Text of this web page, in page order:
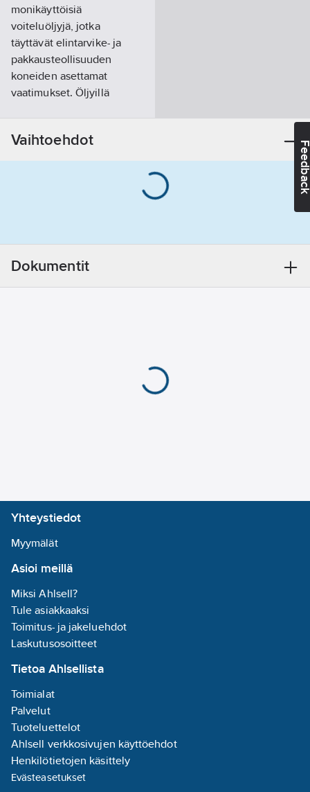
monikäyttöisiä
voiteluöljyjä, jotka
täyttävät elintarvike- ja
pakkausteollisuuden
koneiden asettamat
vaatimukset. Öljyillä
lisäksi ne täyttävät
USA:n Food and Drug
olemassa satunnaisen
elintarvikekosketuksen
mahdollisuus. Mobil
DTE FM -sarjan öljyt
valmistetaan
myrkyttömistä,
hyväksytyistä
elintarvikelaatuisista
lisäaineista ja
perusöljyistä.
Lisäaineistuksen
suojaavat hyvin
kulumiselta ja
ruostumiselta, minkä
lisäksi niillä on
erinomainen
hapettumiskestävyys.
Öljyt auttavat
Vaihtoehdot
Dokumentit
Yhteystiedot
Myymälät
Asioi meillä
Miksi Ahlsell?
Tule asiakkaaksi
Toimitus- ja jakeluehdot
Laskutusosoitteet
Tietoa Ahlsellista
Toimialat
Palvelut
Tuoteluettelot
Ahlsell verkkosivujen käyttöehdot
Henkilötietojen käsittely
Evästeasetukset